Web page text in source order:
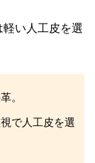
い人工皮を選
。
で人工皮を選